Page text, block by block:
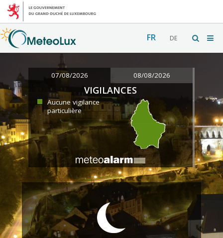
FR DE
07/08/2026 08/08/2026
VIGILANCES
Aucune vigilance
particulière